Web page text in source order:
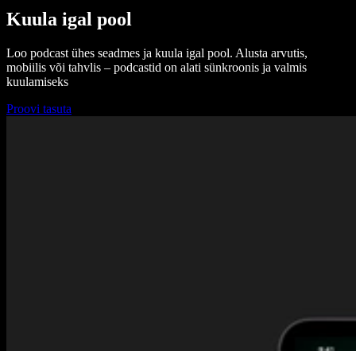
Kuula igal pool
Loo podcast ühes seadmes ja kuula igal pool. Alusta arvutis,
mobiilis või tahvlis – podcastid on alati sünkroonis ja valmis
kuulamiseks
Proovi tasuta